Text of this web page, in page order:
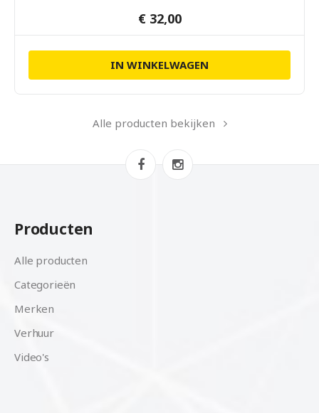
€ 32,00
IN WINKELWAGEN
Alle producten bekijken
Producten
Alle producten
Categorieën
Merken
Verhuur
Video's